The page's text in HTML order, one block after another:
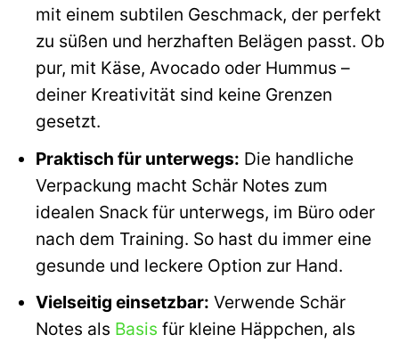
mit einem subtilen Geschmack, der perfekt
zu süßen und herzhaften Belägen passt. Ob
pur, mit Käse, Avocado oder Hummus –
deiner Kreativität sind keine Grenzen
gesetzt.
Praktisch für unterwegs: Die handliche
Verpackung macht Schär Notes zum
idealen Snack für unterwegs, im Büro oder
nach dem Training. So hast du immer eine
gesunde und leckere Option zur Hand.
Vielseitig einsetzbar: Verwende Schär
Notes als Basis für kleine Häppchen, als